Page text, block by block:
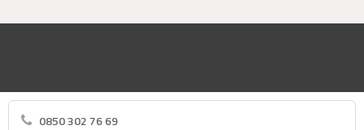
0850 302 76 69